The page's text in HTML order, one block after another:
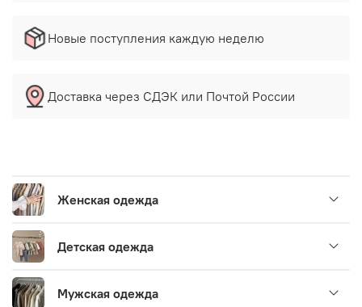
Новые поступления каждую неделю
Доставка через СДЭК или Почтой России
Женская одежда
Детская одежда
Мужская одежда